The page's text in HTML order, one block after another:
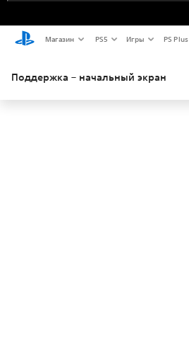
Магазин PS5 Игры PS Plus
Поддержка – начальный экран